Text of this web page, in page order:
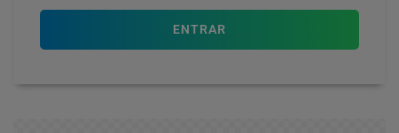
ENTRAR